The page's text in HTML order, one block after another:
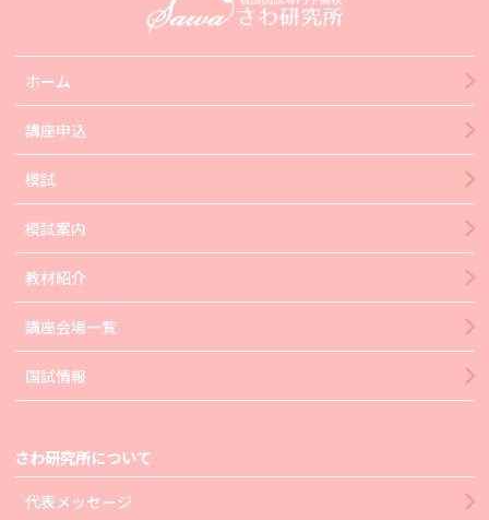
ホーム
講座申込
模試
模試案内
教材紹介
講座会場一覧
国試情報
さわ研究所について
代表メッセージ